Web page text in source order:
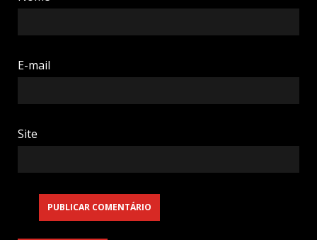
E-mail
Site